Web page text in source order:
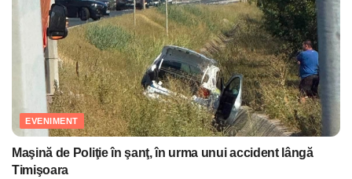
EVENIMENT
Maşină de Poliţie în şanţ, în urma unui accident lângă
Timişoara